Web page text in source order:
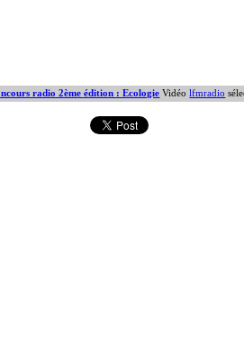
radio 2ème édition : Ecologie Vidéolfmradio